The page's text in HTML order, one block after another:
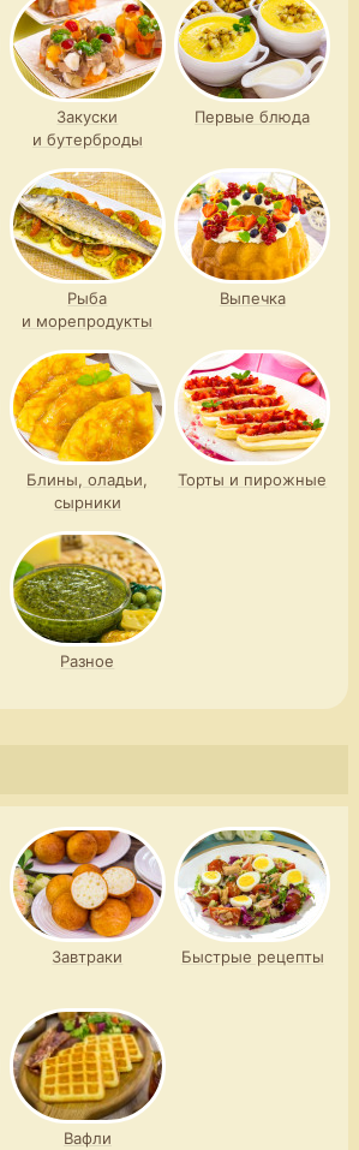
Закуски
и бутерброды
Первые блюда
Рыба
и морепродукты
Выпечка
Блины, оладьи,
сырники
Торты и пирожные
Разное
Завтраки Быстрые рецепты
Вафли